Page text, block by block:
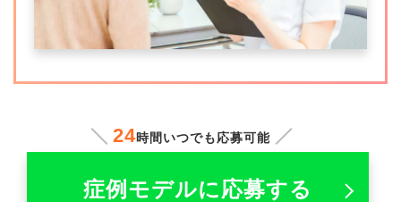
24時間いつでも応募可能
症例モデルに応募する